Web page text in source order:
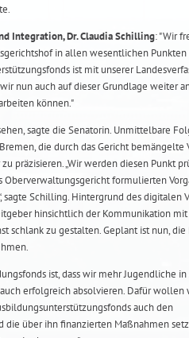
Integration, Dr. Claudia Schilling: "Wir
in allen wesentlichen Punkten
ist mit unserer
nun auch auf dieser Grundlage weiter
können."
sagte die Senatorin. Unmittelbare
die durch das Gericht bemängelte
präzisieren. „Wir werden diesen Punkt
formulierten
Schilling. Hintergrund des digitalen
hinsichtlich der Kommunikation
schlank zu gestalten. Geplant ist nun, die
ist, dass wir mehr Jugendliche
erfolgreich absolvieren. Dafür
auch den
über ihn finanzierten Maßnahmen